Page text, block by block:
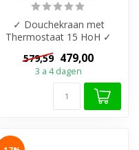
✓ Douchekraan met
Thermostaat 15 HoH ✓
in 7 kleuren ✓ M...
579,59 479,00
3 a 4 dagen